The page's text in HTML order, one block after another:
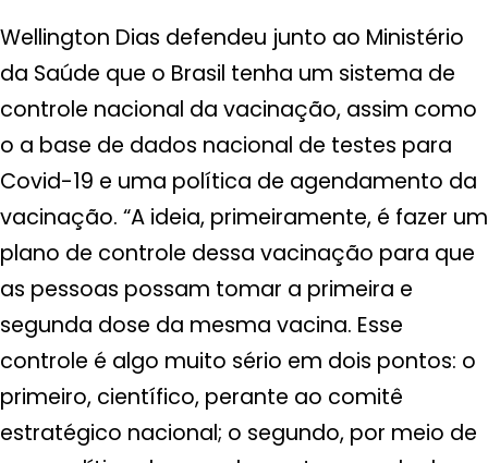
Wellington Dias defendeu junto ao Ministério
da Saúde que o Brasil tenha um sistema de
controle nacional da vacinação, assim como
o a base de dados nacional de testes para
Covid-19 e uma política de agendamento da
vacinação. “A ideia, primeiramente, é fazer um
plano de controle dessa vacinação para que
as pessoas possam tomar a primeira e
segunda dose da mesma vacina. Esse
controle é algo muito sério em dois pontos: o
primeiro, científico, perante ao comitê
estratégico nacional; o segundo, por meio de